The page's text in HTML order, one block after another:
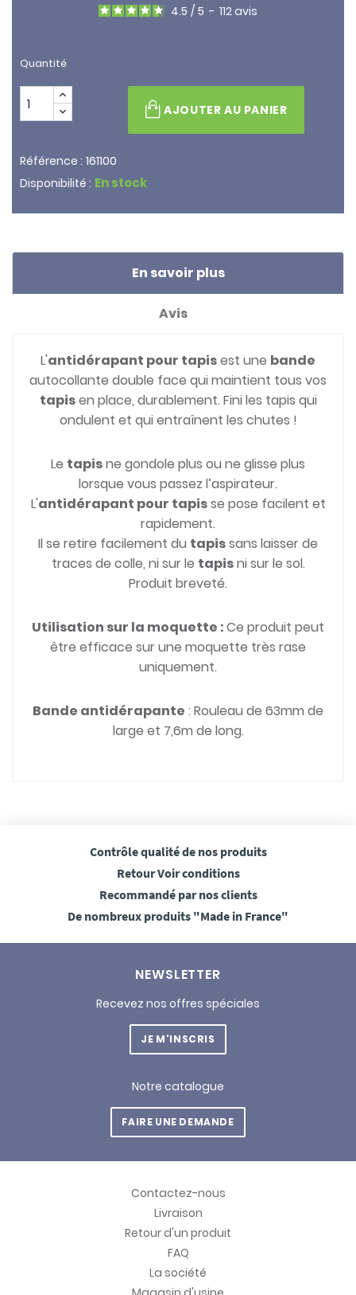
4.5 / 5 - 112avis
Quantité
AJOUTER AU PANIER
Référence : 161100
Disponibilité : En stock
En savoir plus
Avis
L'antidérapant pour tapisest une bande
autocollante double face qui maintient tous vos
tapisen place, durablement. Fini les tapis qui
ondulent et qui entraînent les chutes !
Le tapisne gondole plus ou ne glisse plus
lorsque vous passez l’aspirateur.
L'antidérapant pour tapisse pose facilent et
rapidement.
Il se retire facilement du tapissans laisser de
traces de colle, ni sur le tapisni sur le sol.
Produit breveté.
Utilisation sur la moquette :Ce produit peut
être efficace sur une moquette très rase
uniquement.
Bande antidérapante : Rouleau de 63mm de
large et 7,6m de long.
Contrôle qualitéde nos produits
RetourVoir conditions
Recommandépar nos clients
De nombreux produits "Made in France"
NEWSLETTER
Recevez nos offres spéciales
JE M'INSCRIS
Notre catalogue
FAIRE UNE DEMANDE
Contactez-nous
Livraison
Retour d'un produit
FAQ
La société